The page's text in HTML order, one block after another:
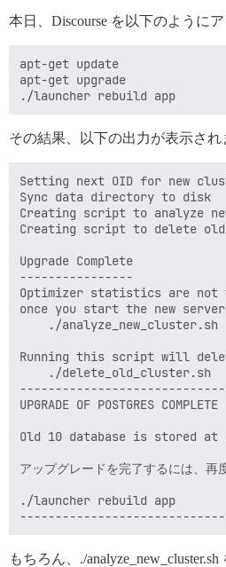
本日、Discourse を以下のように
apt-get update
apt-get upgrade
その結果、以下の出力が表示され
Setting next OID for
Sync data directory to
Creating script to
Creating script to
Upgrade Complete
----------------
Optimizer statistics are not
once you start the new
    ./analyze_new_cluster.sh
Running this script will
    ./delete_old_cluster.sh
UPGRADE OF POSTGRES COMPLETE
Old 10 database is stored at
アップグレードを完了するには、再
./launcher rebuild app
もちろん、./